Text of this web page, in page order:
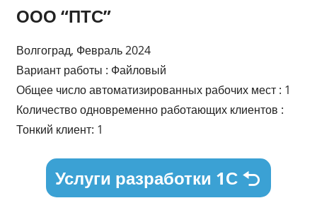
ООО “ПТС”
Волгоград, Февраль 2024
Вариант работы : Файловый
Общее число автоматизированных рабочих мест : 1
Количество одновременно работающих клиентов :
Тонкий клиент: 1
Услуги разработки 1С